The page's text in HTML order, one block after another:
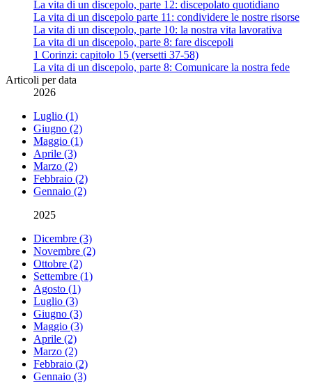
La vita di un discepolo, parte 12: discepolato quotidiano
La vita di un discepolo parte 11: condividere le nostre risorse
La vita di un discepolo, parte 10: la nostra vita lavorativa
La vita di un discepolo, parte 8: fare discepoli
1 Corinzi: capitolo 15 (versetti 37-58)
La vita di un discepolo, parte 8: Comunicare la nostra fede
Articoli per data
2026
Luglio (1)
Giugno (2)
Maggio (1)
Aprile (3)
Marzo (2)
Febbraio (2)
Gennaio (2)
2025
Dicembre (3)
Novembre (2)
Ottobre (2)
Settembre (1)
Agosto (1)
Luglio (3)
Giugno (3)
Maggio (3)
Aprile (2)
Marzo (2)
Febbraio (2)
Gennaio (3)